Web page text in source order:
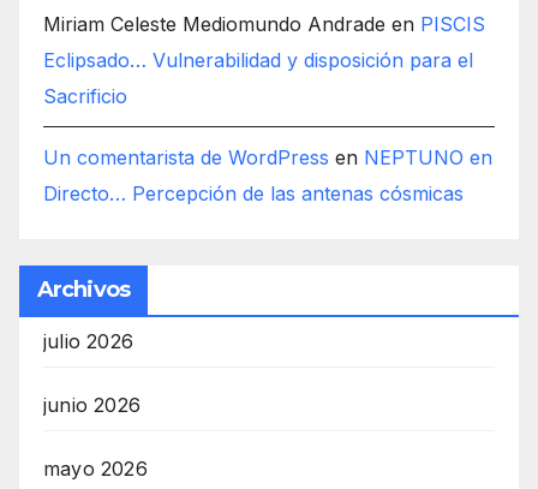
Miriam Celeste Mediomundo Andrade en PISCIS
Eclipsado… Vulnerabilidad y disposición para el
Sacrificio
Un comentarista de WordPress en NEPTUNO en
Directo… Percepción de las antenas cósmicas
Archivos
julio 2026
junio 2026
mayo 2026